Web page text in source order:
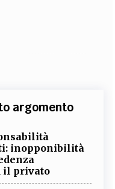
argomento
inopponibilità
il privato